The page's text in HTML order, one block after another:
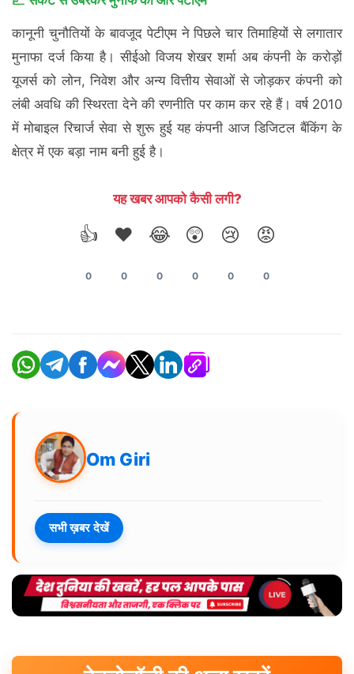
कानूनी चुनौतियों के बावजूद पेटीएम ने पिछले चार तिमाहियों से लगातार
मुनाफा दर्ज किया है। सीईओ विजय शेखर शर्मा अब कंपनी के करोड़ों
यूजर्स को लोन, निवेश और अन्य वित्तीय सेवाओं से जोड़कर कंपनी को
लंबी अवधि की स्थिरता देने की रणनीति पर काम कर रहे हैं। वर्ष 2010
में मोबाइल रिचार्ज सेवा से शुरू हुई यह कंपनी आज डिजिटल बैंकिंग के
क्षेत्र में एक बड़ा नाम बनी हुई है।
यह खबर आपको कैसी लगी?
👍
0
❤️
0
😂
0
😲
0
😢
0
😡
0
Om Giri
सभी ख़बर देखें